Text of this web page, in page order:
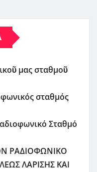
μας σταθμοῦ
σταθμός
Σταθμό
ΡΑΔΙΟΦΩΝΙΚΟ
ΛΑΡΙΣΗΣ ΚΑΙ